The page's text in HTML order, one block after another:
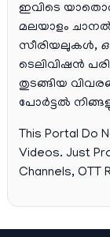
ഇവിടെ
മലയാളം ചാനല്‍
സീരിയലുകള്‍,
ടെലിവിഷന്‍
തുടങ്ങിയ
പോര്‍ട്ടല്‍
This Portal Do
Videos. Just
Channels, OTT